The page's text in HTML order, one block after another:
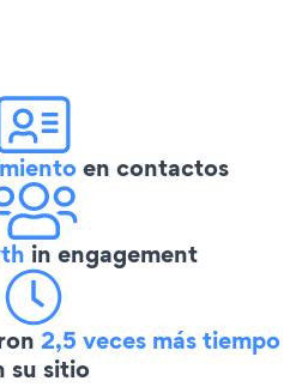
en contactos
in engagement
2,5 veces más tiempo
su sitio